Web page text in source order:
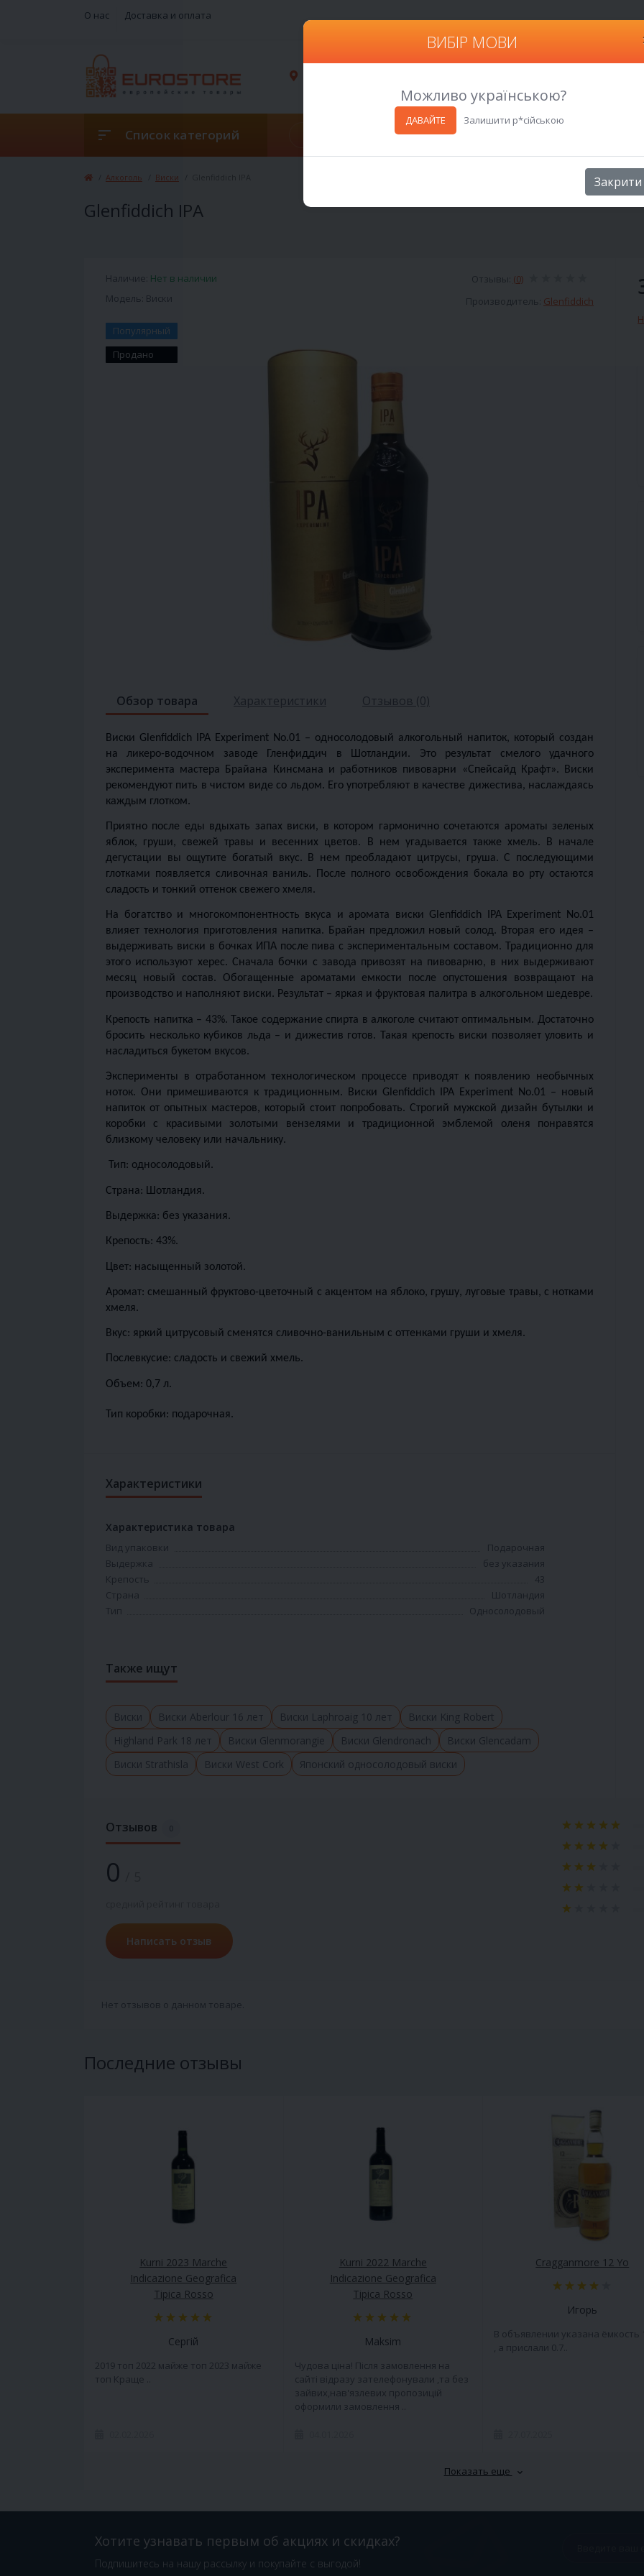
О нас Доставка и оплата
Список категорий
Алкоголь Виски
Glenfiddich IPA
ВИБІР МОВИ
Можливо українською?
ДАВАЙТЕ Залишити р*сійською
Закрити
Наличие: Нет в наличии
Модель: Виски
Отзывы: (0)
Производитель: Glenfiddich
Популярный
Продано
Обзор товара Характеристики Отзывов (0)
Виски Glenfiddich IPA Experiment No.01 – односолодовый алкогольный напиток, который создан
на ликеро-водочном заводе Гленфиддич в Шотландии. Это результат смелого удачного
эксперимента мастера Брайана Кинсмана и работников пивоварни «Спейсайд Крафт». Виски
рекомендуют пить в чистом виде со льдом. Его употребляют в качестве дижестива, наслаждаясь
каждым глотком.
Приятно после еды вдыхать запах виски, в котором гармонично сочетаются ароматы зеленых
яблок, груши, свежей травы и весенних цветов. В нем угадывается также хмель. В начале
дегустации вы ощутите богатый вкус. В нем преобладают цитрусы, груша. С последующими
глотками появляется сливочная ваниль. После полного освобождения бокала во рту остаются
сладость и тонкий оттенок свежего хмеля.
На богатство и многокомпонентность вкуса и аромата виски Glenfiddich IPA Experiment No.01
влияет технология приготовления напитка. Брайан предложил новый солод. Вторая его идея –
выдерживать виски в бочках ИПА после пива с экспериментальным составом. Традиционно для
этого используют херес. Сначала бочки с завода привозят на пивоварню, в них выдерживают
месяц новый состав. Обогащенные ароматами емкости после опустошения возвращают на
Крепость напитка – 43%. Такое содержание спирта в алкоголе считают оптимальным. Достаточно
бросить несколько кубиков льда – и дижестив готов. Такая крепость виски позволяет уловить и
насладиться букетом вкусов.
Эксперименты в отработанном технологическом процессе приводят к появлению необычных
ноток. Они примешиваются к традиционным. Виски Glenfiddich IPA Experiment No.01 – новый
напиток от опытных мастеров, который стоит попробовать. Строгий мужской дизайн бутылки и
коробки с красивыми золотыми вензелями и традиционной эмблемой оленя понравятся
близкому человеку или начальнику.
Тип: односолодовый.
Страна: Шотландия.
Выдержка: без указания.
Крепость: 43%.
Цвет: насыщенный золотой.
Аромат: смешанный фруктово-цветочный с акцентом на яблоко, грушу, луговые травы, с нотками
хмеля.
Вкус: яркий цитрусовый сменятся сливочно-ванильным с оттенками груши и хмеля.
Послевкусие: сладость и свежий хмель.
Объем: 0,7 л.
Тип коробки: подарочная.
Характеристики
Характеристика товара
Вид упаковки
Подарочная
Выдержка
без указания
Крепость
43
Страна
Шотландия
Тип
Односолодовый
Также ищут
Виски Виски Aberlour 16 лет Виски Laphroaig 10 лет
Виски King Robert
Highland Park 18 лет
Виски Glenmorangie Виски Glendronach
Виски Glencadam
Виски Strathisla
Виски West Cork Японский односолодовый виски
Отзывов
0
Написать отзыв
Нет отзывов о данном товаре.
Последние отзывы
Kurni 2023 Marche
Indicazione Geografica
Tipica Rosso
Сергій
2019 топ 2022 майже топ 2023 майже
топ Краще ..
Kurni 2022 Marche
Indicazione Geografica
Tipica Rosso
Maksim
Чудова ціна! Після замовлення на
сайті відразу зателефонували ,та без
зайвих,нав'язлевих пропозицій
оформили замовлення ..
Cragganmore 12 Yo
Игорь
В объявлении указана ёмкость
, а прислали 0.7..
Показать еще
Хотите узнавать первым об акциях и скидках?
Подпишитесь на нашу рассылку и покупайте с выгодой!